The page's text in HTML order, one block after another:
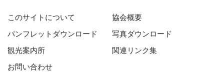
このサイトについて
協会概要
パンフレットダウンロード
写真ダウンロード
観光案内所
関連リンク集
お問い合わせ